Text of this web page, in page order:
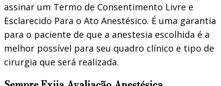
assinar um Termo de Consentimento Livre e
Esclarecido Para o Ato Anestésico. É uma garantia
para o paciente de que a anestesia escolhida é a
melhor possível para seu quadro clínico e tipo de
cirurgia que será realizada.